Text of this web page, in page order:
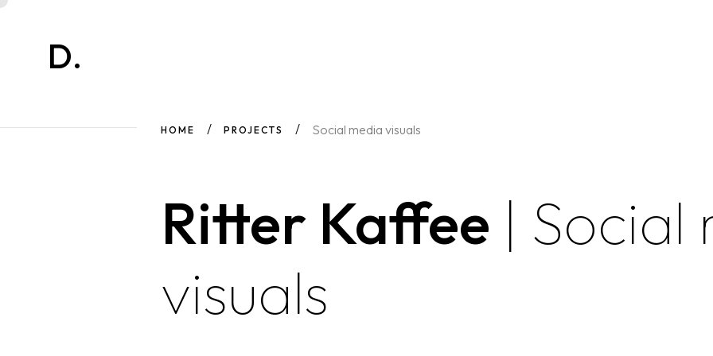
D.
HOME PROJECTS Social media visuals
Ritter Kaffee | Social
visuals